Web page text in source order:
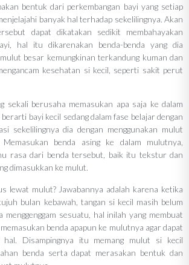
bentuk dari perkembangan bayi yang setiap
banyak hal terhadap sekelilingnya. Akan
dapat dikatakan sedikit membahayakan
hal itu dikarenakan benda-benda yang dia
besar kemungkinan terkandung kuman dan
kesehatan si kecil, seperti sakit perut
sekali berusaha memasukan apa saja ke dalam
bayi kecil sedang dalam fase belajar dengan
sekelilingnya dia dengan menggunakan mulut
Memasukan benda asing ke dalam mulutnya,
rasa dari benda tersebut, baik itu tekstur dan
dimasukkan ke mulut.
lewat mulut? Jawabannya adalah karena ketika
bulan kebawah, tangan si kecil masih belum
sesuatu, hal inilah yang membuat
benda apapun ke mulutnya agar dapat
hal. Disampingnya itu memang mulut si kecil
benda serta dapat merasakan bentuk dan